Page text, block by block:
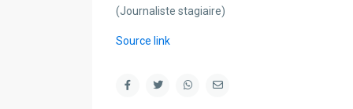
(Journaliste stagiaire)
Source link